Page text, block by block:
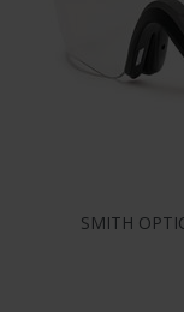
SMITH